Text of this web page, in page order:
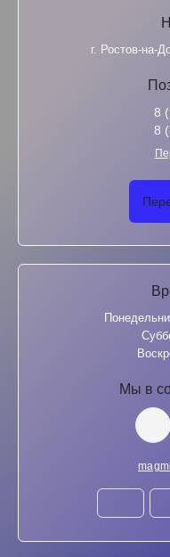
г. Ростов-на-
8
8
Мы в